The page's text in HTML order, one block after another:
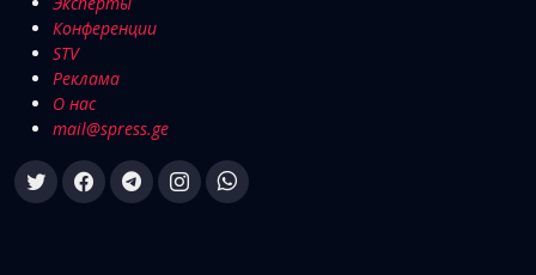
Конференции
STV
Реклама
О нас
mail@spress.ge